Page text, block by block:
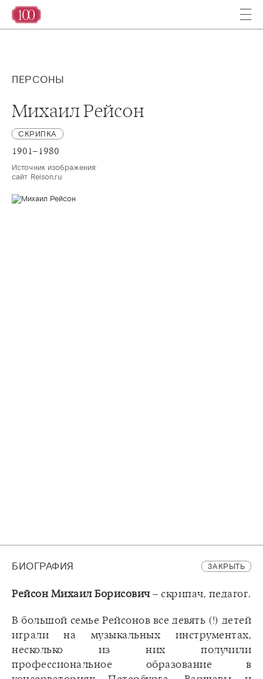
ПЕРСОНЫ
Михаил Рейсон
СКРИПКА
1901–1980
Источник изображения:
сайт Reison.ru
БИОГРАФИЯ ЗАКРЫТЬ
Рейсон Михаил Борисович– скрипач, педагог.
В большой семье Рейсонов все девять (!) детей
играли на музыкальных инструментах,
несколько из них получили
профессиональное образование в